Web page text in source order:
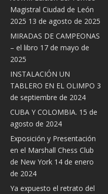
Magistral Ciudad de León
2025 13 de agosto de 2025
MIRADAS DE CAMPEONAS
– el libro 17 de mayo de
2025
INSTALACIÓN UN
TABLERO EN EL OLIMPO 3
de septiembre de 2024
CUBA Y COLOMBIA. 15 de
agosto de 2024
Exposición y Presentación
en el Marshall Chess Club
de New York 14 de enero
de 2024
Ya expuesto el retrato del